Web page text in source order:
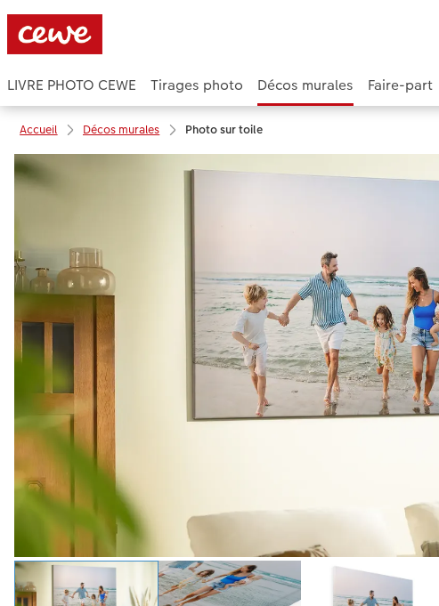
LIVRE PHOTO CEWE Tirages photo Décos murales Faire-part
Accueil Décos murales Photo sur toile